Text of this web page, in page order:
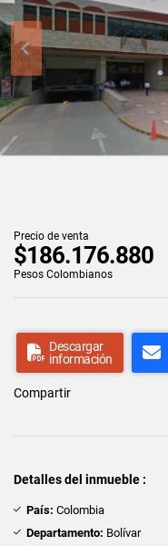
Precio de venta
$186.176.880
Pesos Colombianos
Descargar
información
Compartir
Detalles del inmueble :
País: Colombia
Departamento: Bolívar